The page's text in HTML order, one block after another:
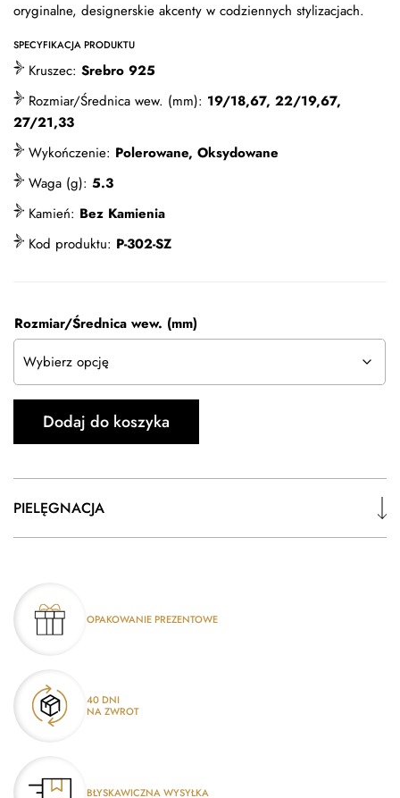
oryginalne, designerskie akcenty w codziennych stylizacjach.
SPECYFIKACJA PRODUKTU
Kruszec: Srebro 925
Rozmiar/Średnica wew. (mm): 19/18,67, 22/19,67,
27/21,33
Wykończenie: Polerowane, Oksydowane
Waga (g): 5.3
Kamień: Bez Kamienia
Kod produktu: P-302-SZ
Rozmiar/Średnica wew. (mm)
Dodaj do koszyka
PIELĘGNACJA
OPAKOWANIE PREZENTOWE
40 DNI
NA ZWROT
BŁYSKAWICZNA WYSYŁKA